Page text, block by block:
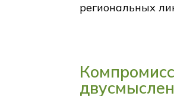
региональных